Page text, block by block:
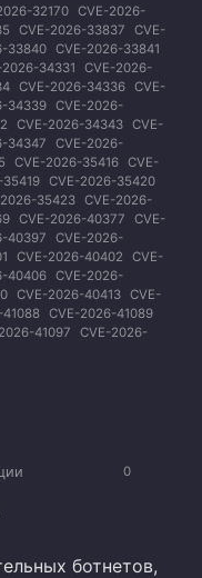
32170 CVE-2026-
CVE-2026-33837
CVE-
33840 CVE-2026-33841
2026-34331
CVE-2026-
CVE-2026-34336 CVE-
34339 CVE-2026-
CVE-2026-34343 CVE-
34347
CVE-2026-
CVE-2026-35416 CVE-
CVE-2026-35420
35423 CVE-2026-
CVE-2026-40377
CVE-
40397
CVE-2026-
CVE-2026-40402
CVE-
40406 CVE-2026-
CVE-2026-40413 CVE-
CVE-2026-41089
41097
CVE-2026-
0
ботнетов,